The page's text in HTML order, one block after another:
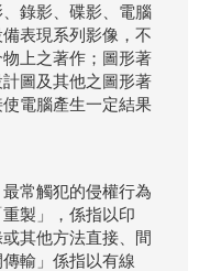
錄影、碟影、電腦
表現系列影像，不
上之著作；圖形著
圖及其他之圖形著
電腦產生一定結果
常觸犯的侵權行為
製」，係指以印
其他方法直接、間
輸」係指以有線